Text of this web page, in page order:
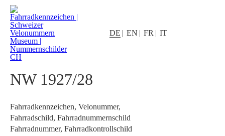
DE EN FR IT
NW 1927/28
Fahrradkennzeichen, Velonummer,
Fahrradschild, Fahrradnummernschild
Fahrradnummer, Fahrradkontrollschild